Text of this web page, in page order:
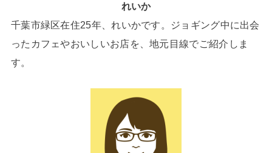
れいか
千葉市緑区在住25年、れいかです。ジョギング中に出会
ったカフェやおいしいお店を、地元目線でご紹介しま
す。